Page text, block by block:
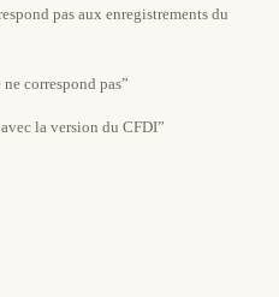
pas aux enregistrements du
correspond pas”
la version du CFDI”